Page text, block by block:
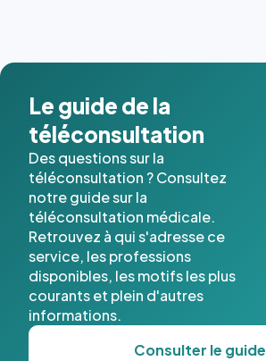
Le guide de la
téléconsultation
Des questions sur la
téléconsultation ? Consultez
notre guide sur la
téléconsultation médicale.
Retrouvez à qui s'adresse ce
service, les professions
disponibles, les motifs les plus
courants et plein d'autres
informations.
Consulter le guide